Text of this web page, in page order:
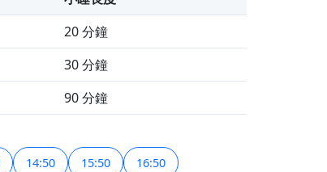
20 分鐘
30 分鐘
90 分鐘
14:50 15:50 16:50